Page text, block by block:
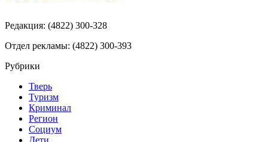
Редакция: (4822) 300-328
Отдел рекламы: (4822) 300-393
Рубрики
Тверь
Туризм
Криминал
Регион
Социум
Дети